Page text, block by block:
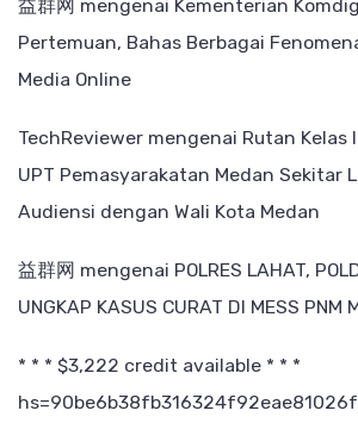
益群网 mengenai Kementerian
Pertemuan, Bahas Berbagai
Media Online
TechReviewer mengenai Rutan Kelas
UPT Pemasyarakatan Medan Sekitar
Audiensi dengan Wali Kota Medan
益群网 mengenai POLRES LAHAT,
UNGKAP KASUS CURAT DI MESS PNM
* * * $3,222 credit available * * *